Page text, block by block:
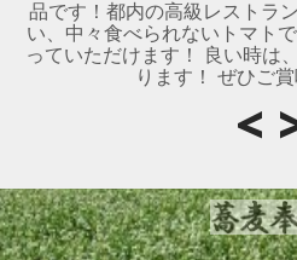
品です！都内の高級レストラ
い、中々食べられないトマト
っていただけます！ 良い時は
ります！ ぜひご